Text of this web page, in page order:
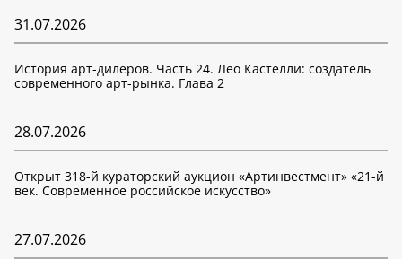
31.07.2026
История арт-дилеров. Часть 24. Лео Кастелли: создатель
современного арт-рынка. Глава 2
28.07.2026
Открыт 318-й кураторский аукцион «Артинвестмент» «21-й
век. Современное российское искусство»
27.07.2026